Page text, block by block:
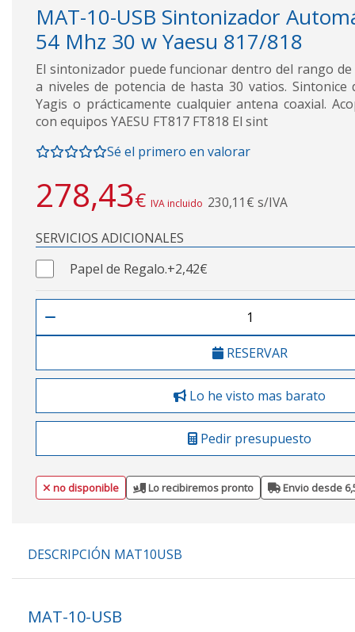
MAT-10-USB Sintonizador
54 Mhz 30 w Yaesu 817/818
El sintonizador puede funcionar dentro del rango de
a niveles de potencia de hasta 30 vatios. Sintonice
Yagis o prácticamente cualquier antena coaxial.
con equipos YAESU FT817 FT818 El sint
Sé el primero en valorar
278,43€ IVA incluido 230,11€ s/IVA
SERVICIOS ADICIONALES
Papel de Regalo.+2,42€
RESERVAR
Lo he visto mas barato
Pedir presupuesto
no disponible Lo recibiremos pronto Envio desde
DESCRIPCIÓN MAT10USB
MAT-10-USB